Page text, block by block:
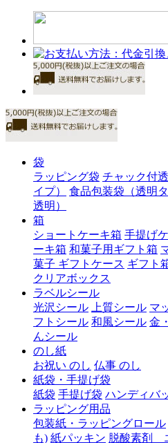
袋
ラッピング袋 チャック付
イプ）
食品包装袋（透明タ
透明）
箱
ショートケーキ箱 手提げ
ーキ箱 和菓子用ギフト箱
菓子 ギフトケース ギフト
クリアボックス
ラベルシール
光沢シール
上質シール マ
フトシール 和風シール 金
んシール
のし紙
お祝い のし 仏事 のし
紙袋・手提げ袋
紙袋 手提げ袋 ハンディバ
ラッピング用品
包装紙・ラッピングロール
も) 紙パッキン 脱酸素剤